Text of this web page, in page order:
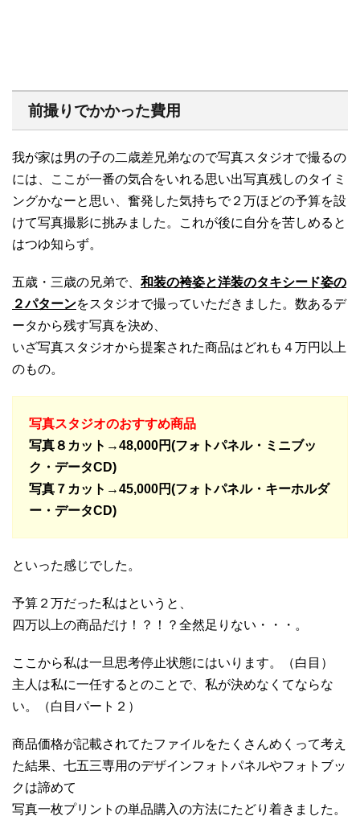
前撮りでかかった費用
我が家は男の子の二歳差兄弟なので写真スタジオで撮るの
には、ここが一番の気合をいれる思い出写真残しのタイミ
ングかなーと思い、奮発した気持ちで２万ほどの予算を設
けて写真撮影に挑みました。これが後に自分を苦しめると
はつゆ知らず。
五歳・三歳の兄弟で、 和装の袴姿と洋装のタキシード姿の
２パターンをスタジオで撮っていただきました。数あるデ
ータから残す写真を決め、
いざ写真スタジオから提案された商品はどれも４万円以上
のもの。
写真スタジオのおすすめ商品
写真８カット→48,000円(フォトパネル・ミニブッ
ク・データCD)
写真７カット→45,000円(フォトパネル・キーホルダ
ー・データCD)
といった感じでした。
予算２万だった私はというと、
四万以上の商品だけ！？！？全然足りない・・・。
ここから私は一旦思考停止状態にはいります。（白目）
主人は私に一任するとのことで、私が決めなくてならな
い。（白目パート２）
商品価格が記載されてたファイルをたくさんめくって考え
た結果、七五三専用のデザインフォトパネルやフォトブッ
クは諦めて
写真一枚プリントの単品購入の方法にたどり着きました。